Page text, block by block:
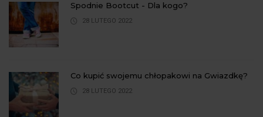
Spodnie Bootcut - Dla kogo?
28 LUTEGO 2022
Co kupić swojemu chłopakowi na Gwiazdkę?
28 LUTEGO 2022